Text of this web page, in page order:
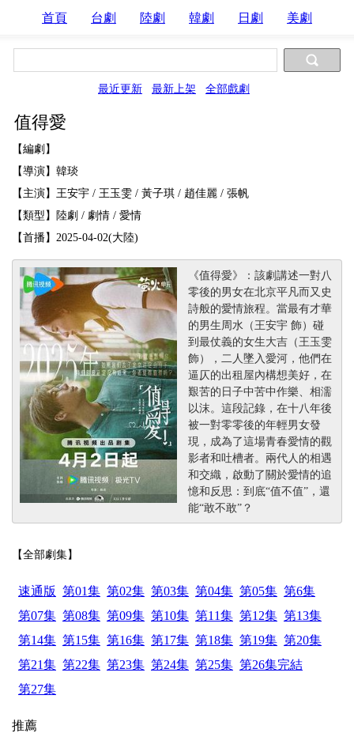
首頁 台劇 陸劇 韓劇 日劇 美劇
最近更新 最新上架 全部戲劇
值得愛
【編劇】
【導演】韓琰
【主演】王安宇 / 王玉雯 / 黃子琪 / 趙佳麗 / 張帆
【類型】陸劇 / 劇情 / 愛情
【首播】2025-04-02(大陸)
《值得愛》：該劇講述一對八
零後的男女在北京平凡而又史
詩般的愛情旅程。當最有才華
的男生周水（王安宇 飾）碰
到最仗義的女生大吉（王玉雯
飾），二人墜入愛河，他們在
逼仄的出租屋內構想美好，在
艱苦的日子中苦中作樂、相濡
以沫。這段記錄，在十八年後
被一對零零後的年輕男女發
現，成為了這場青春愛情的觀
影者和吐槽者。兩代人的相遇
和交織，啟動了關於愛情的追
憶和反思：到底“值不值”，還
能“敢不敢”？
【全部劇集】
速通版 第01集 第02集 第03集 第04集 第05集 第6集
第07集 第08集 第09集 第10集 第11集 第12集 第13集
第14集 第15集 第16集 第17集 第18集 第19集 第20集
第21集 第22集 第23集 第24集 第25集 第26集完結
第27集
推薦